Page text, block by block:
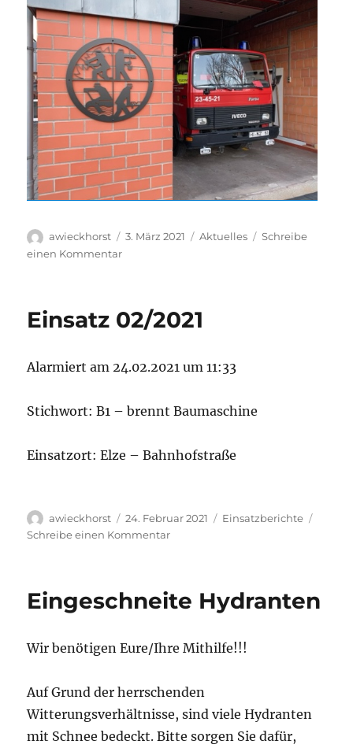
Autor
awieckhorst
Veröffentlicht
3. März 2021 Kategorien
Aktuelles
Schreibe
einen Kommentarzu
BERGEN-
Einsatz 02/2021
Alarmiert am 24.02.2021 um 11:33
Stichwort: B1 – brennt Baumaschine
Einsatzort: Elze – Bahnhofstraße
Autor
awieckhorst
Veröffentlicht
am
24. Februar 2021 Kategorien
Einsatzberichte
Schreibe einen Kommentarzu
Eingeschneite Hydranten
Wir benötigen Eure/Ihre Mithilfe!!!
Auf Grund der herrschenden
Witterungsverhältnisse, sind viele Hydranten
mit Schnee bedeckt. Bitte sorgen Sie dafür,